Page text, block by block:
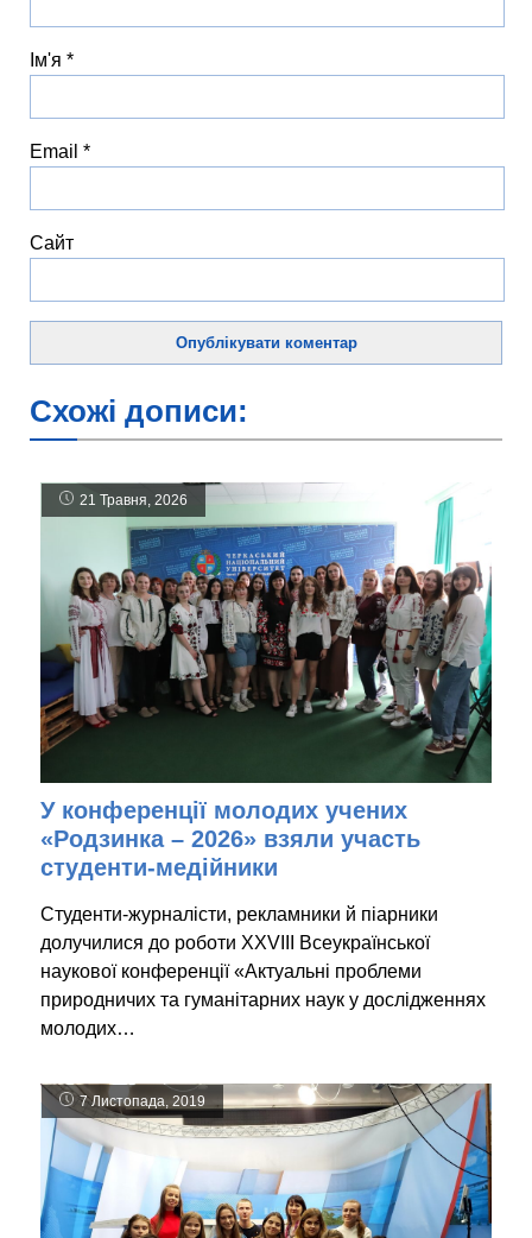
Ім'я *
Email *
Сайт
Схожі дописи:
21 Травня, 2026
У конференції молодих учених
«Родзинка – 2026» взяли участь
студенти-медійники
Студенти-журналісти, рекламники й піарники
долучилися до роботи XХVIІІ Всеукраїнської
наукової конференції «Актуальні проблеми
природничих та гуманітарних наук у дослідженнях
молодих…
7 Листопада, 2019